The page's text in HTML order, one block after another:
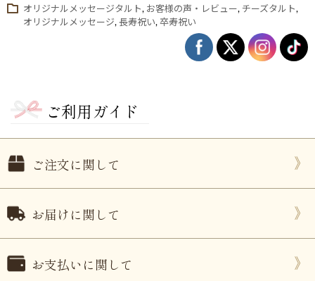
い
退職・異動の挨拶におすすめのお菓子ギ
もらっ
オリジナルメッセージタルト, お客様の声・レビュー, チーズタルト,
オリジナルメッセージ, 長寿祝い, 卒寿祝い
ご利用ガイド
ご注文に関して
お届けに関して
お支払いに関して